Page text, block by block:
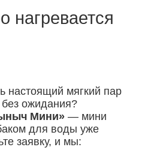
нагревается
настоящий мягкий пар
ожидания?
Мини» — мини
для воды уже
заявку, и мы: